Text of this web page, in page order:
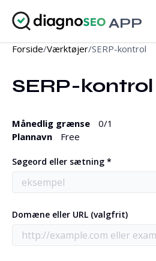
APP
Værktøjer
Priser
Log ind
OPGRADER
Forside/Værktøjer/SERP-kontrol
SERP-kontrol
Månedlig grænse 0/1
Plannavn
Free
Søgeord eller sætning *
Domæne eller URL (valgfrit)